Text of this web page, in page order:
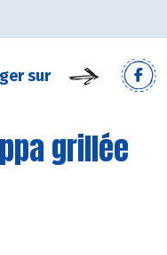
sur
grillée